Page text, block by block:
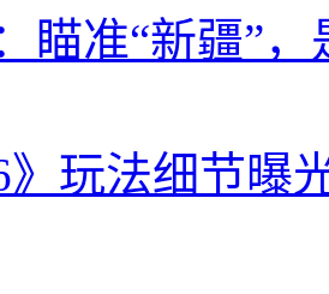
瞄准“新疆”
》玩法细节